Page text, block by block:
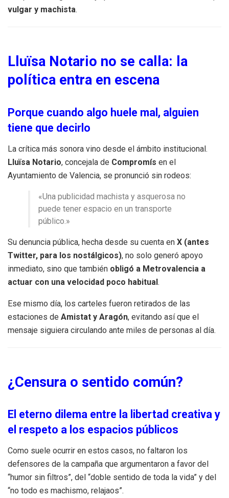
vulgar y machista.
Lluïsa Notario no se calla: la
política entra en escena
Porque cuando algo huele mal, alguien
tiene que decirlo
La crítica más sonora vino desde el ámbito institucional.
Lluïsa Notario, concejala de Compromís en el
Ayuntamiento de Valencia, se pronunció sin rodeos:
«Una publicidad machista y asquerosa no
puede tener espacio en un transporte
público.»
Su denuncia pública, hecha desde su cuenta en X (antes
Twitter, para los nostálgicos), no solo generó apoyo
inmediato, sino que también obligó a Metrovalencia a
actuar con una velocidad poco habitual.
Ese mismo día, los carteles fueron retirados de las
estaciones de Amistat y Aragón, evitando así que el
mensaje siguiera circulando ante miles de personas al día.
¿Censura o sentido común?
El eterno dilema entre la libertad creativa y
el respeto a los espacios públicos
Como suele ocurrir en estos casos, no faltaron los
defensores de la campaña que argumentaron a favor del
“humor sin filtros”, del “doble sentido de toda la vida” y del
“no todo es machismo, relajaos”.